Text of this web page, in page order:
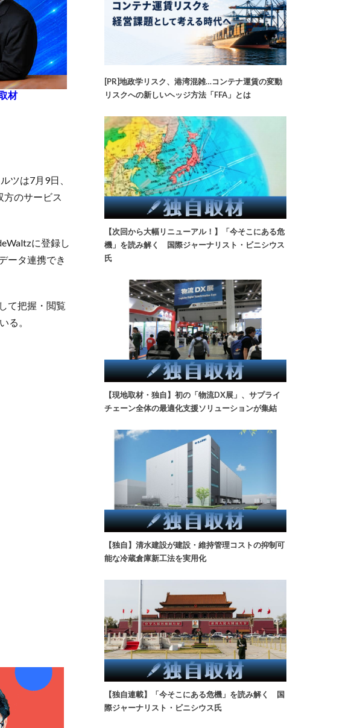
材
ツは7月9日、
のサービス
に登録し
ータ連携でき
て把握・閲覧
る。
[PR]地政学リスク、港湾混雑…コンテナ運賃の変動
リスクへの新しいヘッジ方法「FFA」とは
【次回から大幅リニューアル！】「今そこにある危
機」を読み解く 国際ジャーナリスト・ビニシウス
氏
【現地取材・独自】初の「物流DX展」、サプライ
チェーン全体の最適化支援ソリューションが集結
【独自】清水建設が建設・維持管理コストの抑制可
能な冷蔵倉庫新工法を実用化
【独自連載】「今そこにある危機」を読み解く 国
際ジャーナリスト・ビニシウス氏